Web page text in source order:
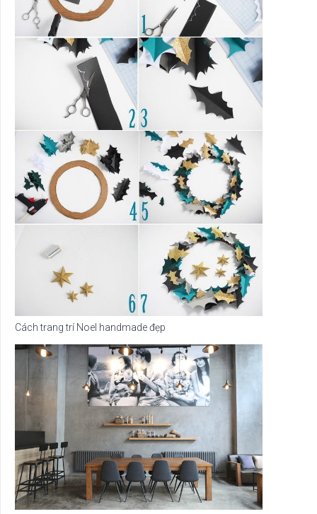
Cách trang trí Noel handmade đẹp